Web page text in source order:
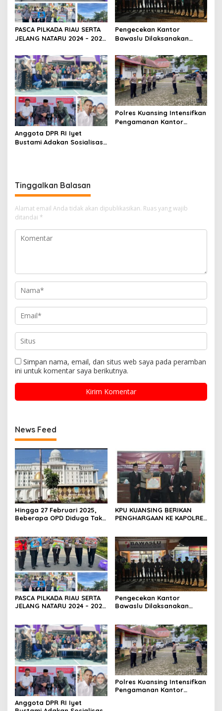
PASCA PILKADA RIAU SERTA
JELANG NATARU 2024 – 2025
MASYARAKAT TERTIB
BERLALU LINTAS
Pengecekan Kantor
Bawaslu Dilaksanakan
Polres Kuansing Dalam
Rangka OMP LK 2024
Anggota DPR RI Iyet
Bustami Adakan Sosialisasi
Polres Kuansing Intensifkan
Pengamanan Kantor
Tinggalkan Balasan
Alamat email Anda tidak akan dipublikasikan. Ruas yang wajib
ditandai *
Simpan nama, email, dan situs web saya pada peramban
ini untuk komentar saya berikutnya.
News Feed
Hingga 27 Februari 2025,
Beberapa OPD Diduga Tak
Dampak Negatif Terhadap
Kemajuan Daerah (Pemkab
Rokan Hilir).
KPU KUANSING BERIKAN
PENGHARGAAN KE KAPOLRES
PASCA PILKADA RIAU SERTA
JELANG NATARU 2024 – 2025
BERLALU LINTAS
Pengecekan Kantor
Bawaslu Dilaksanakan
Rangka OMP LK 2024
Anggota DPR RI Iyet
Polres Kuansing Intensifkan
Pengamanan Kantor